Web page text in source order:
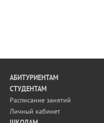
АБИТУРИЕНТАМ
СТУДЕНТАМ
Расписание занятий
Личный кабинет